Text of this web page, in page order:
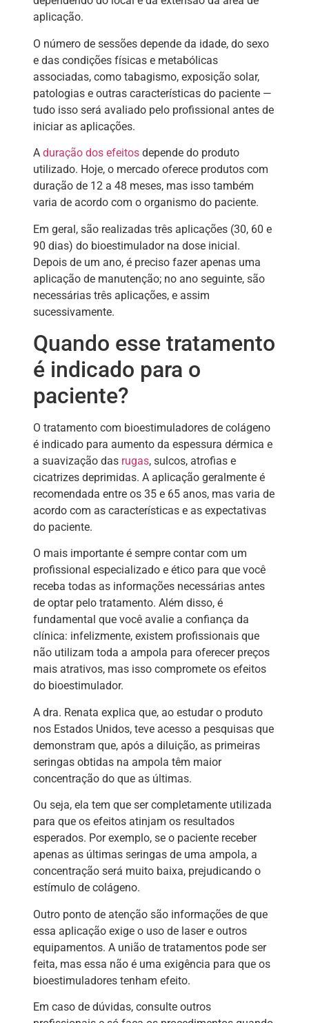
aplicação.
O número de sessões depende da idade, do sexo
e das condições físicas e metabólicas
associadas, como tabagismo, exposição solar,
patologias e outras características do paciente —
tudo isso será avaliado pelo profissional antes de
iniciar as aplicações.
A duração dos efeitos depende do produto
utilizado. Hoje, o mercado oferece produtos com
duração de 12 a 48 meses, mas isso também
varia de acordo com o organismo do paciente.
Em geral, são realizadas três aplicações (30, 60 e
90 dias) do bioestimulador na dose inicial.
Depois de um ano, é preciso fazer apenas uma
aplicação de manutenção; no ano seguinte, são
necessárias três aplicações, e assim
sucessivamente.
Quando esse tratamento
é indicado para o
paciente?
O tratamento com bioestimuladores de colágeno
é indicado para aumento da espessura dérmica e
a suavização das rugas, sulcos, atrofias e
cicatrizes deprimidas. A aplicação geralmente é
recomendada entre os 35 e 65 anos, mas varia de
acordo com as características e as expectativas
do paciente.
O mais importante é sempre contar com um
profissional especializado e ético para que você
receba todas as informações necessárias antes
de optar pelo tratamento. Além disso, é
fundamental que você avalie a confiança da
clínica: infelizmente, existem profissionais que
não utilizam toda a ampola para oferecer preços
mais atrativos, mas isso compromete os efeitos
do bioestimulador.
A dra. Renata explica que, ao estudar o produto
nos Estados Unidos, teve acesso a pesquisas que
demonstram que, após a diluição, as primeiras
seringas obtidas na ampola têm maior
concentração do que as últimas.
Ou seja, ela tem que ser completamente utilizada
para que os efeitos atinjam os resultados
esperados. Por exemplo, se o paciente receber
apenas as últimas seringas de uma ampola, a
concentração será muito baixa, prejudicando o
estímulo de colágeno.
Outro ponto de atenção são informações de que
essa aplicação exige o uso de laser e outros
equipamentos. A união de tratamentos pode ser
feita, mas essa não é uma exigência para que os
bioestimuladores tenham efeito.
Em caso de dúvidas, consulte outros